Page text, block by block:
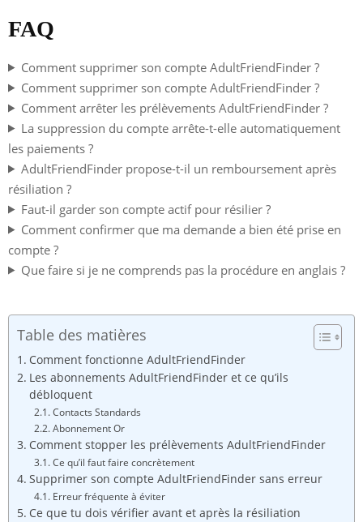
FAQ
Comment supprimer son compte AdultFriendFinder ?
Comment supprimer son compte AdultFriendFinder ?
Comment arrêter les prélèvements AdultFriendFinder ?
La suppression du compte arrête-t-elle automatiquement
les paiements ?
AdultFriendFinder propose-t-il un remboursement après
résiliation ?
Faut-il garder son compte actif pour résilier ?
Comment confirmer que ma demande a bien été prise en
compte ?
Que faire si je ne comprends pas la procédure en anglais ?
Table des matières
Comment fonctionne AdultFriendFinder
Les abonnements AdultFriendFinder et ce qu’ils
débloquent
Contacts Standards
Abonnement Or
Comment stopper les prélèvements AdultFriendFinder
Ce qu’il faut faire concrètement
Supprimer son compte AdultFriendFinder sans erreur
Erreur fréquente à éviter
Ce que tu dois vérifier avant et après la résiliation